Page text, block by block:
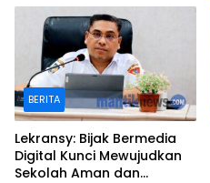
BERITA
Lekransy: Bijak Bermedia
Digital Kunci Mewujudkan
Sekolah Aman dan